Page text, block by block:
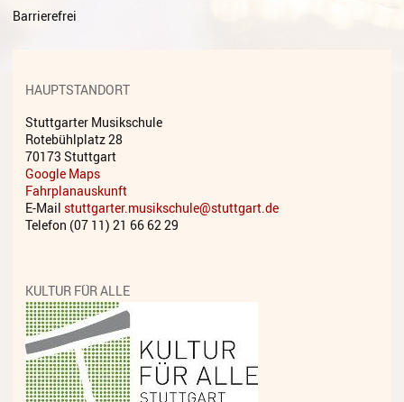
Streichinstrumente
Standorte
Ensembles
Barrierefrei
HAUPTSTANDORT
Stuttgarter Musikschule
Rotebühlplatz 28
70173 Stuttgart
Google Maps
Fahrplanauskunft
E-Mail stuttgarter.musikschule@stuttgart.de
Telefon (07 11) 21 66 62 29
KULTUR FÜR ALLE